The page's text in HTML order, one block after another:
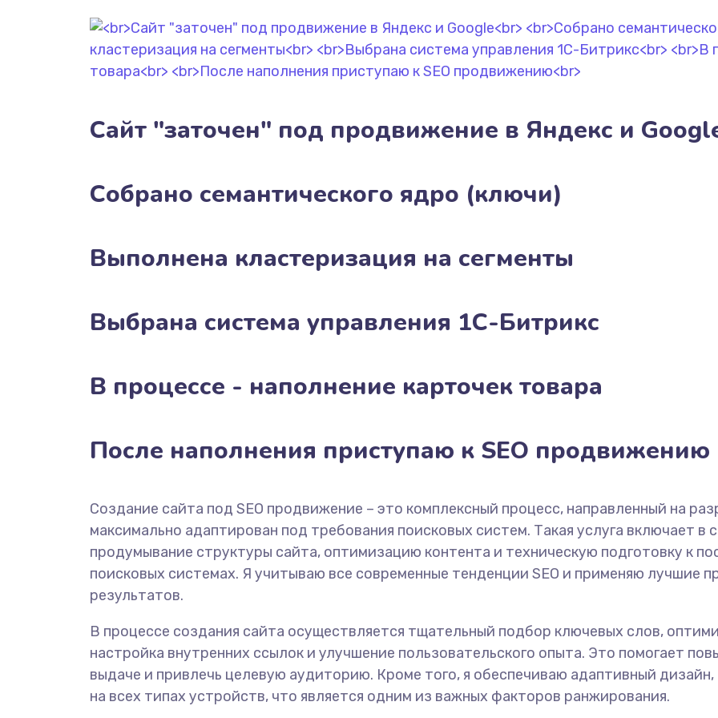
Сайт "заточен" под продвижение в Яндекс и
Собрано семантического ядро (ключи)
Выполнена кластеризация на сегменты
Выбрана система управления 1С-Битрикс
В процессе - наполнение карточек товара
После наполнения приступаю к SEO продвижению
Создание сайта под SEO продвижение – это комплексный процесс, направленный на
максимально адаптирован под требования поисковых систем. Такая услуга включает в
продумывание структуры сайта, оптимизацию контента и техническую подготовку к
поисковых системах. Я учитываю все современные тенденции SEO и применяю лучшие
результатов.
В процессе создания сайта осуществляется тщательный подбор ключевых слов,
настройка внутренних ссылок и улучшение пользовательского опыта. Это помогает
выдаче и привлечь целевую аудиторию. Кроме того, я обеспечиваю адаптивный
на всех типах устройств, что является одним из важных факторов ранжирования.